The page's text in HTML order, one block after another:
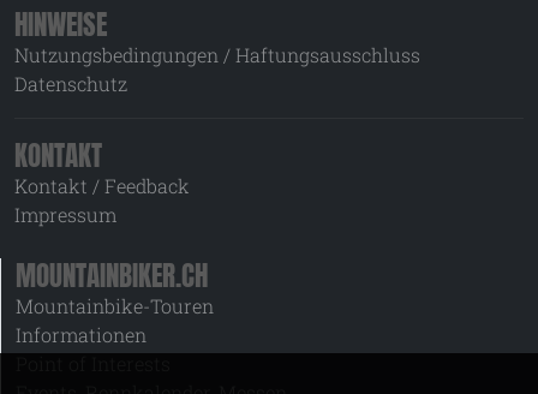
HINWEISE
Nutzungsbedingungen / Haftungsausschluss
Datenschutz
KONTAKT
Kontakt / Feedback
Impressum
MOUNTAINBIKER.CH
Mountainbike-Touren
Informationen